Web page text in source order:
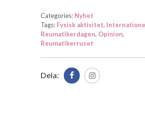
Categories: Nyhet
Tags: Fysisk aktivitet,
Reumatikerdagen, Opinion,
Reumatikerruset
Dela: